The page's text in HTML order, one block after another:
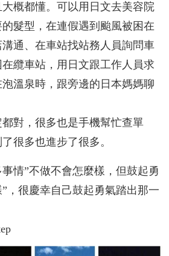
概都懂。可以用日文去美容院
髮型，在連假遇到颱風被困在
通、在車站找站務人員詢問車
纜車站，用日文跟工作人員求
溫泉時，跟旁邊的日本媽媽聊
對，很多也是手機幫忙查單
很多也進步了很多。
情”不做不會怎麼樣，但鼓起勇
，很慶幸自己鼓起勇氣踏出那一